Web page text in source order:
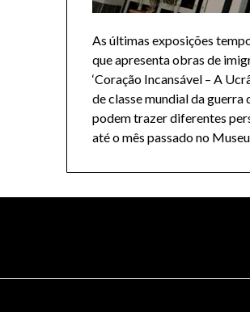
As últimas exposições
que apresenta obras de
‘Coração Incansável – A
de classe mundial da guerra
podem trazer diferentes
até o mês passado no